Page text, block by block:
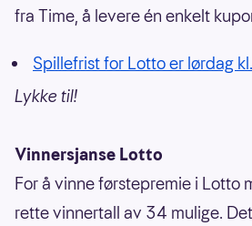
fra Time, å levere én enkelt
Spillefrist for Lotto er lørdag
Lykke til!
Vinnersjanse Lotto
For å vinne førstepremie i Lotto
rette vinnertall av 34 mulige.